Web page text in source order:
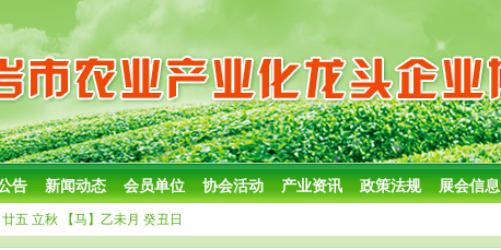
告 新闻动态 会员单位 协会活动 产业资讯 政策法规 展会信息
五 立秋 【马】乙未月 癸丑日